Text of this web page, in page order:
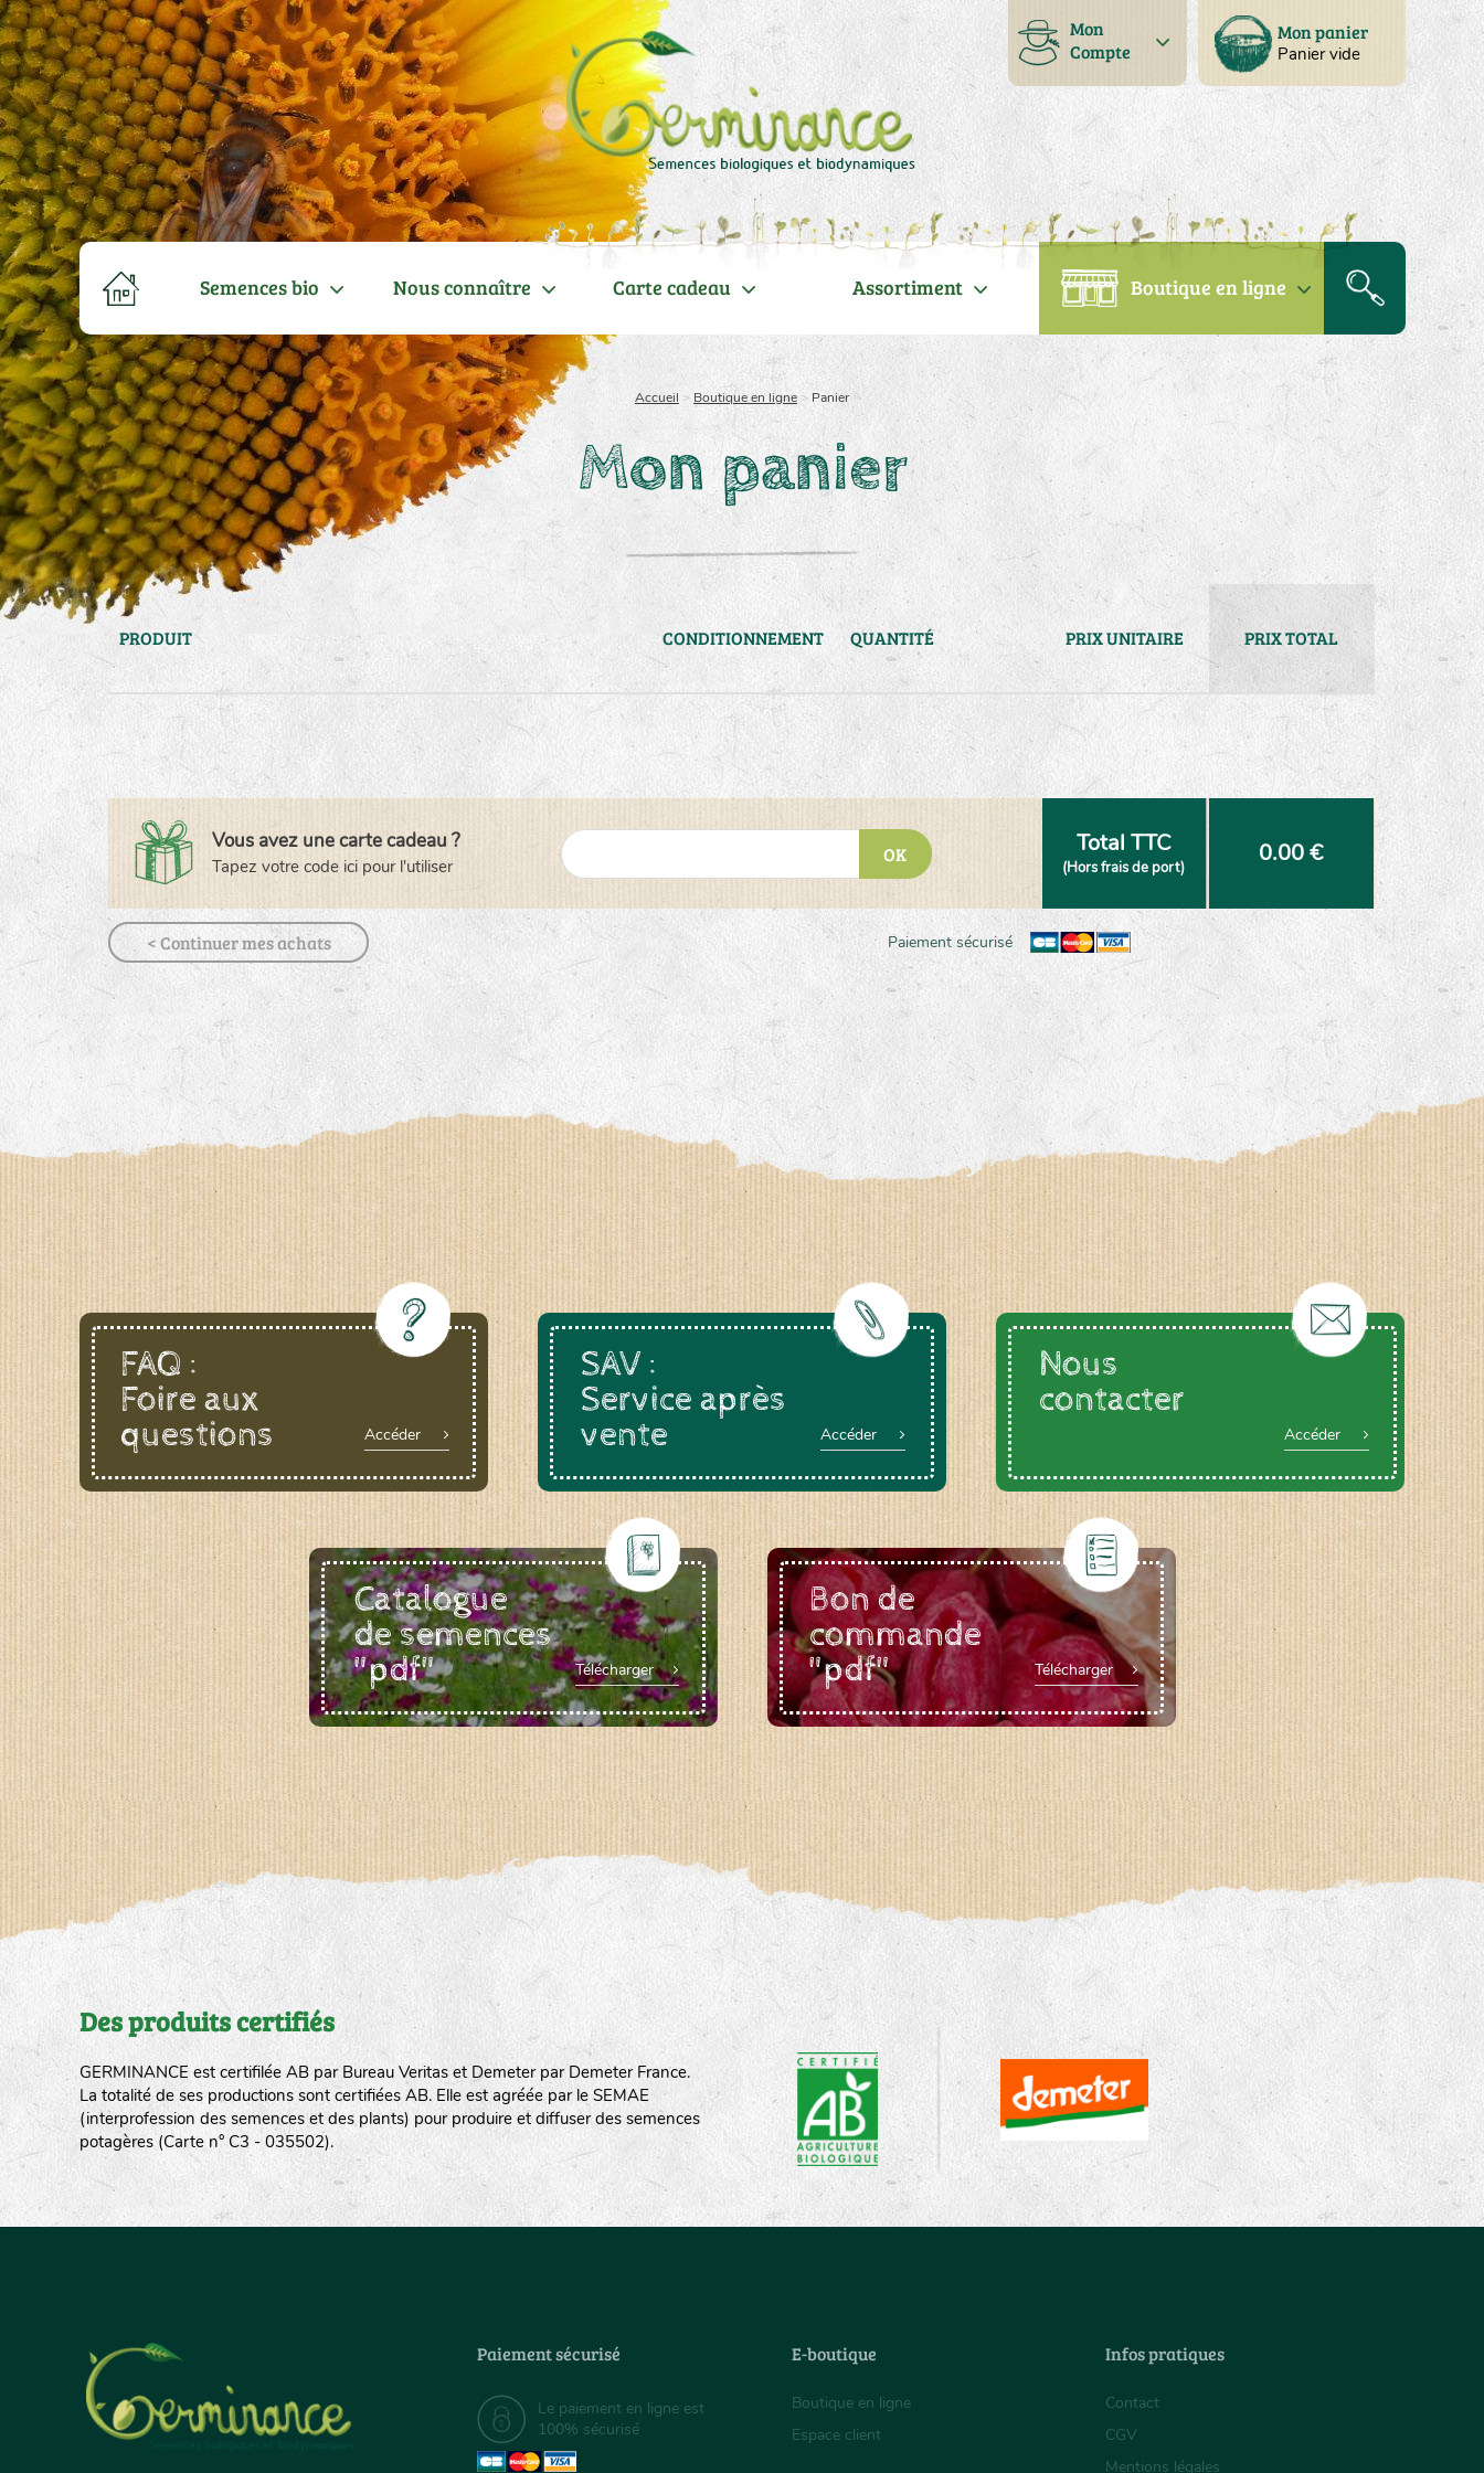
Mon panier
Panier vide
Mon
Compte
Semences bio Nous connaître Carte cadeau Assortiment Boutique en ligne
Accueil > Boutique en ligne > Panier
Mon panier
PRODUIT CONDITIONNEMENT QUANTITÉ PRIX UNITAIRE PRIX TOTAL
Vous avez une carte cadeau ?
Tapez votre code ici pour l'utiliser
OK Total TTC
(Hors frais de port) 0.00 €
< Continuer mes achats Paiement sécurisé
FAQ :
Foire aux
questions
Accéder
SAV :
Service après
vente
Accéder
Nous
contacter
Accéder
Catalogue
de semences
"pdf"
Télécharger
Bon de
commande
"pdf"
Télécharger
Des produits certifiés
GERMINANCE est certifilée AB par Bureau Veritas et Demeter par Demeter France.
La totalité de ses productions sont certifiées AB. Elle est agréée par le SEMAE
(interprofession des semences et des plants) pour produire et diffuser des semences
potagères (Carte n° C3 - 035502).
Paiement sécurisé
Le paiement en ligne est
100% sécurisé
E-boutique
Boutique en ligne
Espace client
Infos pratiques
Contact
CGV
Mentions légales